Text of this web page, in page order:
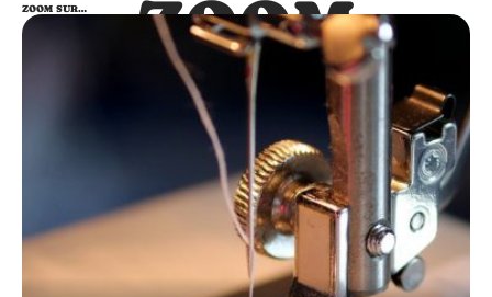
ZOOM
SUR…
ZOOM SUR…